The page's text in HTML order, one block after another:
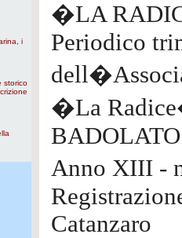
i
storico
�LA
Periodico
�La
BADOLATO
Anno XIII -
Catanzaro